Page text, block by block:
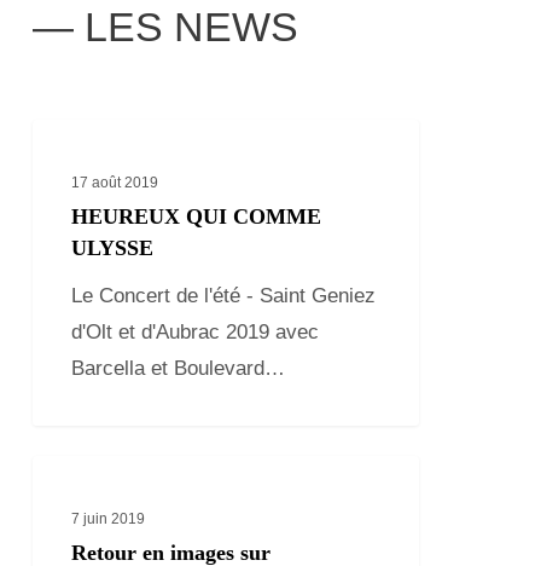
— LES NEWS
17 août 2019
HEUREUX QUI COMME
ULYSSE
Le Concert de l'été - Saint Geniez
d'Olt et d'Aubrac 2019 avec
Barcella et Boulevard…
7 juin 2019
Retour en images sur